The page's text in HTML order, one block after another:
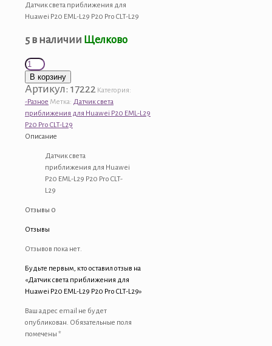
Датчик света приближения для
Huawei P20 EML-L29 P20 Pro CLT-L29
5 в наличии Щелково
Количество
товара
Датчик
света
приближения
для
Huawei
L29
В корзину
Артикул: 17222 Категория:
-Разное Метка: Датчик света
приближения для Huawei P20 EML-L29
P20 Pro CLT-L29
Описание
Датчик света
приближения для Huawei
P20 EML-L29 P20 Pro CLT-
L29
Отзывы 0
Отзывы
Отзывов пока нет.
Будьте первым, кто оставил отзыв на
«Датчик света приближения для
Huawei P20 EML-L29 P20 Pro CLT-L29»
Ваш адрес email не будет
опубликован. Обязательные поля
помечены *